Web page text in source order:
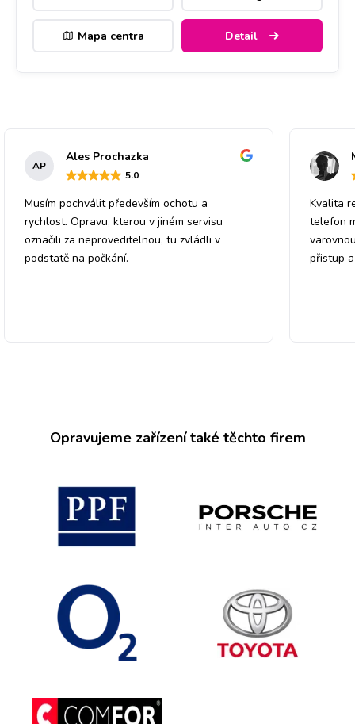
Mapa centra Detail
AP
Ales Prochazka
5.0
Musím pochválit především ochotu a
rychlost. Opravu, kterou v jiném servisu
označili za neproveditelnou, tu zvládli v
podstatě na počkání.
Kvalita
telefon
přistup
Opravujeme zařízení také těchto firem